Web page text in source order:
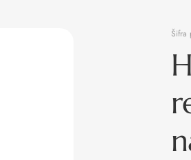
Šifra